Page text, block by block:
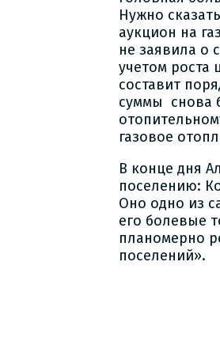
Нужно
аукцион на
не заявила о
учетом роста
составит
суммы снова
газовое
В конце дня
поселению:
Оно одно из
его болевые
планомерно
поселений».